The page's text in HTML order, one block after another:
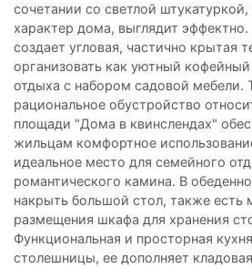
сочетании со светлой
характер дома, выглядит
создает угловая, частично крытая
организовать как уютный кофейный
отдыха с набором садовой мебели.
рациональное обустройство
площади "Дома в квинслендах"
жильцам комфортное
идеальное место для семейного
романтического камина. В
накрыть большой стол, также есть
размещения шкафа для хранения
Функциональная и просторная
столешницы, ее дополняет